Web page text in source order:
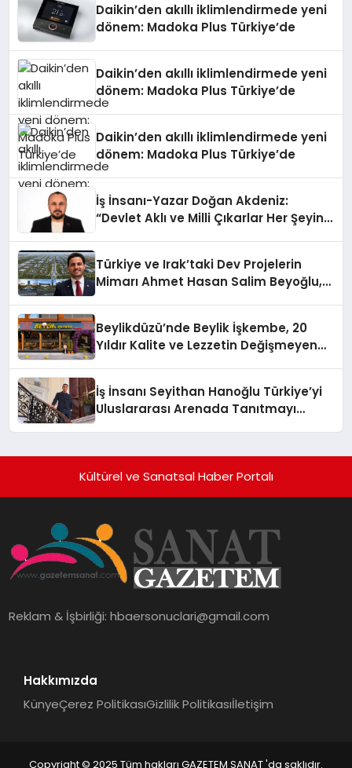
Daikin’den akıllı iklimlendirmede yeni
dönem: Madoka Plus Türkiye’de
Daikin’den akıllı iklimlendirmede yeni
dönem: Madoka Plus Türkiye’de
Daikin’den akıllı iklimlendirmede yeni
dönem: Madoka Plus Türkiye’de
İş İnsanı-Yazar Doğan Akdeniz:
“Devlet Aklı ve Milli Çıkarlar Her Şeyin
Türkiye ve Irak’taki Dev Projelerin
Mimarı Ahmet Hasan Salim Beyoğlu,
Hayata Geçirecek
Beylikdüzü’nde Beylik İşkembe, 20
Yıldır Kalite ve Lezzetin Değişmeyen
İş İnsanı Seyithan Hanoğlu Türkiye’yi
Uluslararası Arenada Tanıtmayı
Kültürel ve Sanatsal Haber Portalı
Reklam & İşbirliği:hbaersonuclari@gmail.com
Hakkımızda
KünyeÇerez PolitikasıGizlilik Politikasıİletişim
Copyright © 2025 Tüm hakları GAZETEM SANAT 'da saklıdır.